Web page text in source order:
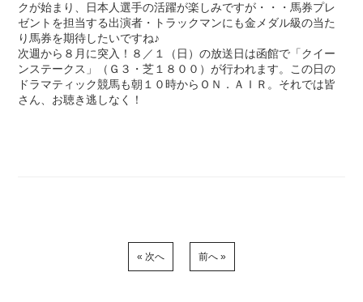
クが始まり、日本人選手の活躍が楽しみですが・・・馬券プレ
ゼントを担当する出演者・トラックマンにも金メダル級の当た
り馬券を期待したいですね♪
次週から８月に突入！８／１（日）の放送日は函館で「クイー
ンステークス」（Ｇ３・芝１８００）が行われます。この日の
ドラマティック競馬も朝１０時からＯＮ．ＡＩＲ。それでは皆
さん、お聴き逃しなく！
« 次へ 前へ »